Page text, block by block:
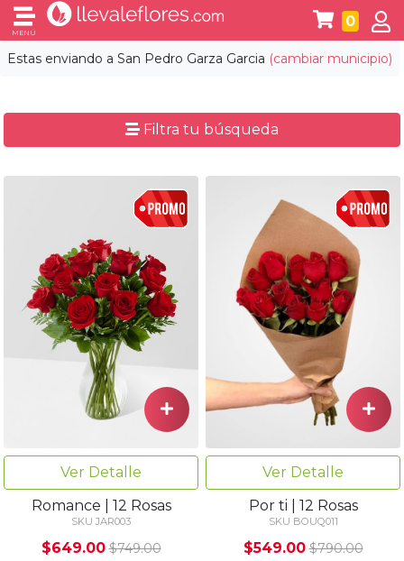
Estas enviando a San Pedro Garza Garcia (cambiar municipio)
MENÚ
0
Filtra tu búsqueda
Ver Detalle
Romance | 12 Rosas
SKU JAR003
$649.00 $749.00
Ver Detalle
Por ti | 12 Rosas
SKU BOUQ011
$549.00 $790.00